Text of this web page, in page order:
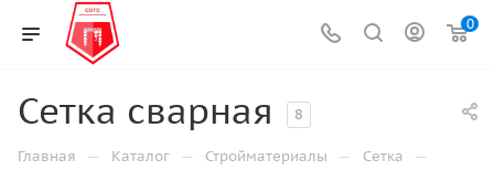
0
Сетка сварная 8
Главная — Каталог — Стройматериалы — Сетка —